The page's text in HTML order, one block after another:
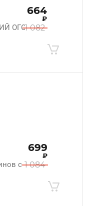
ОГОРОД
1 082
664
₽
с 1 084
699
₽